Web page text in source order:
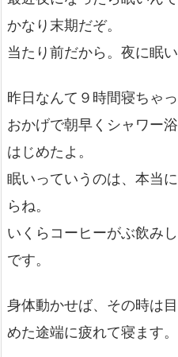
かなり末期だぞ。
当たり前だから。夜に眠
昨日なんて９時間寝ちゃっ
おかげで朝早くシャワー
はじめたよ。
眠いっていうのは、本当
らね。
いくらコーヒーがぶ飲み
です。
身体動かせば、その時は
めた途端に疲れて寝ます。